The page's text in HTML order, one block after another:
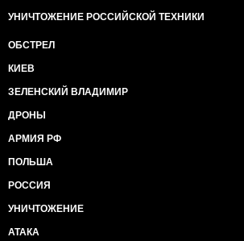
УНИЧТОЖЕНИЕ РОССИЙСКОЙ ТЕХНИКИ
ОБСТРЕЛ
КИЕВ
ЗЕЛЕНСКИЙ ВЛАДИМИР
ДРОНЫ
АРМИЯ РФ
ПОЛЬША
РОССИЯ
УНИЧТОЖЕНИЕ
АТАКА